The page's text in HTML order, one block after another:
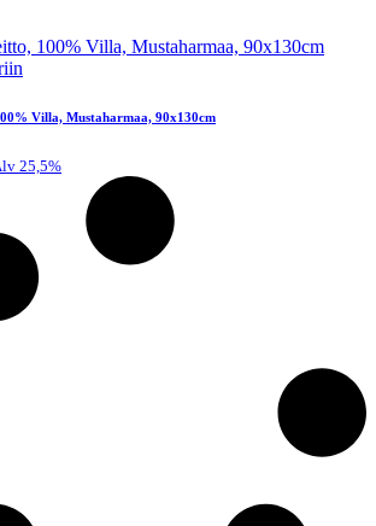
Villa, Mustaharmaa, 90x130cm
25,5%